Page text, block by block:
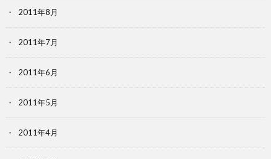
2011年8月
2011年7月
2011年6月
2011年5月
2011年4月